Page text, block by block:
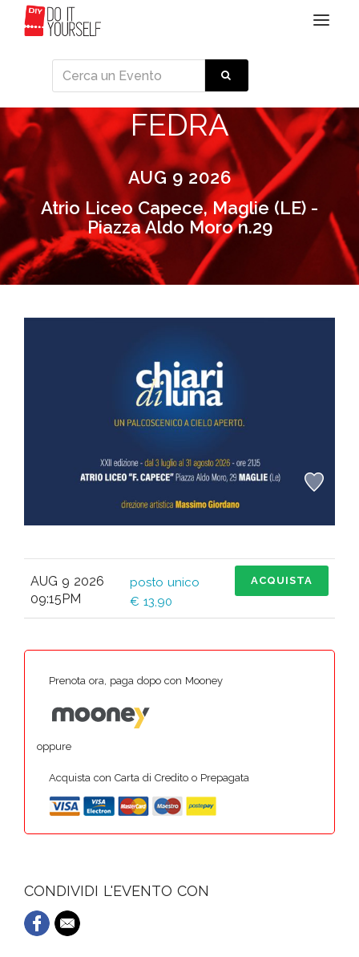
Toggle
FEDRA
AUG 9 2026
Atrio Liceo Capece, Maglie (LE) -
Piazza Aldo Moro n.29
AUG 9 2026
09:15PM
posto unico
€ 13,90
ACQUISTA
Prenota ora, paga dopo con Mooney
oppure
Acquista con Carta di Credito o Prepagata
CONDIVIDI L'EVENTO CON